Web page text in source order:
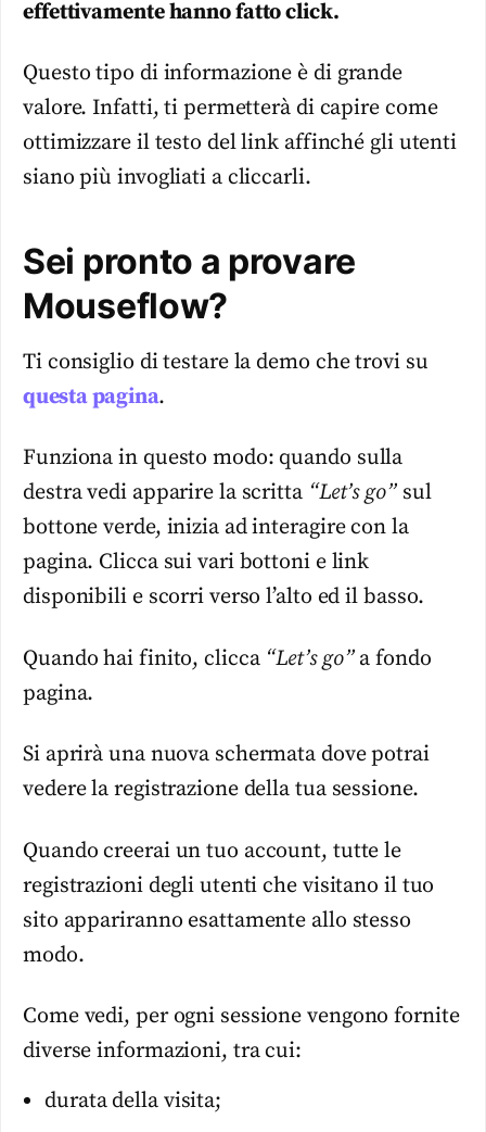
effettivamente hanno fatto click.
Questo tipo di informazione è di grande
valore. Infatti, ti permetterà di capire come
ottimizzare il testo del link affinché gli utenti
siano più invogliati a cliccarli.
Sei pronto a provare
Mouseflow?
Ti consiglio di testare la demo che trovi su
questa pagina.
Funziona in questo modo: quando sulla
destra vedi apparire la scritta “Let’s go”sul
bottone verde, inizia ad interagire con la
pagina. Clicca sui vari bottoni e link
disponibili e scorri verso l’alto ed il basso.
Quando hai finito, clicca “Let’s go”a fondo
pagina.
Si aprirà una nuova schermata dove potrai
vedere la registrazione della tua sessione.
Quando creerai un tuo account, tutte le
registrazioni degli utenti che visitano il tuo
sito appariranno esattamente allo stesso
modo.
Come vedi, per ogni sessione vengono fornite
diverse informazioni, tra cui:
durata della visita;